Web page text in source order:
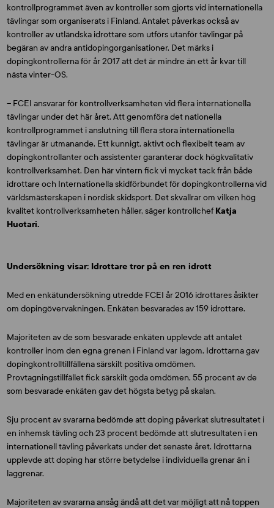
kontrollprogrammet även av kontroller som gjorts vid internationella
tävlingar som organiserats i Finland. Antalet påverkas också av
kontroller av utländska idrottare som utförs utanför tävlingar på
begäran av andra antidopingorganisationer. Det märks i
dopingkontrollerna för år 2017 att det är mindre än ett år kvar till
nästa vinter-OS.
– FCEI ansvarar för kontrollverksamheten vid flera internationella
tävlingar under det här året. Att genomföra det nationella
kontrollprogrammet i anslutning till flera stora internationella
tävlingar är utmanande. Ett kunnigt, aktivt och flexibelt team av
dopingkontrollanter och assistenter garanterar dock högkvalitativ
kontrollverksamhet. Den här vintern fick vi mycket tack från både
idrottare och Internationella skidförbundet för dopingkontrollerna vid
världsmästerskapen i nordisk skidsport. Det skvallrar om vilken hög
kvalitet kontrollverksamheten håller, säger kontrollchef Katja
Huotari.
Undersökning visar: Idrottare tror på en ren idrott
Med en enkätundersökning utredde FCEI år 2016 idrottares åsikter
om dopingövervakningen. Enkäten besvarades av 159 idrottare.
Majoriteten av de som besvarade enkäten upplevde att antalet
kontroller inom den egna grenen i Finland var lagom. Idrottarna gav
dopingkontrolltillfällena särskilt positiva omdömen.
Provtagningstillfället fick särskilt goda omdömen, 55 procent av de
som besvarade enkäten gav det högsta betyg på skalan.
Sju procent av svararna bedömde att doping påverkat slutresultatet i
en inhemsk tävling och 23 procent bedömde att slutresultaten i en
internationell tävling påverkats under det senaste året. Idrottarna
upplevde att doping har större betydelse i individuella grenar än i
laggrenar.
Majoriteten av svararna ansåg ändå att det var möjligt att nå toppen